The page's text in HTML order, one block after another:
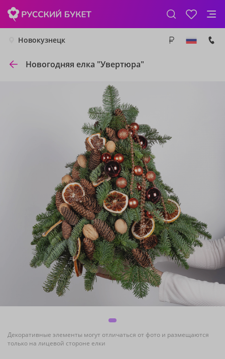
Новокузнецк
Новогодняя елка "Увертюра"
Декоративные элементы могут отличаться от фото и размещаются
только на лицевой стороне елки